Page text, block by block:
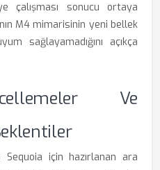
çalışması sonucu ortaya
M4 mimarisinin yeni bellek
sağlayamadığını açıkça
Ve
Sequoia için hazırlanan ara